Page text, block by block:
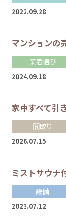
2022.09.28
マンションの
業者選び
2024.09.18
家中すべて引
間取り
2026.07.15
ミストサウナ
設備
2023.07.12